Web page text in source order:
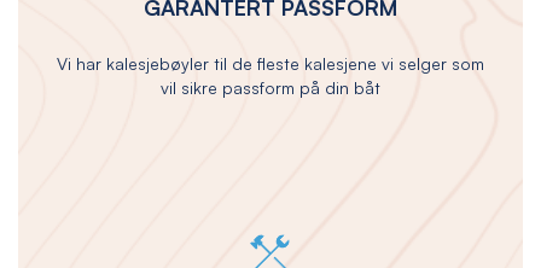
GARANTERT PASSFORM
Vi har kalesjebøyler til de fleste kalesjene vi selger som
vil sikre passform på din båt